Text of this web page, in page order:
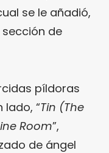
se le añadió,
de
píldoras
“Tin (The
Room”,
de ángel